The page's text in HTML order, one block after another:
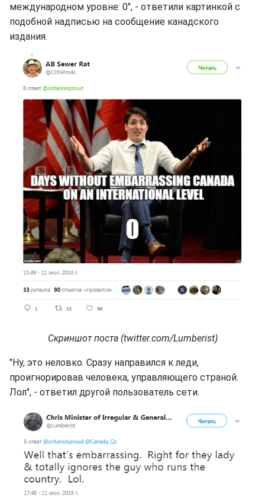
международном уровне: 0", - ответили картинкой с
подобной надписью на сообщение канадского
издания.
Скриншот поста (twitter.com/Lumberist)
"Ну, это неловко. Сразу направился к леди,
проигнорировав человека, управляющего страной.
Лол", - ответил другой пользователь сети.